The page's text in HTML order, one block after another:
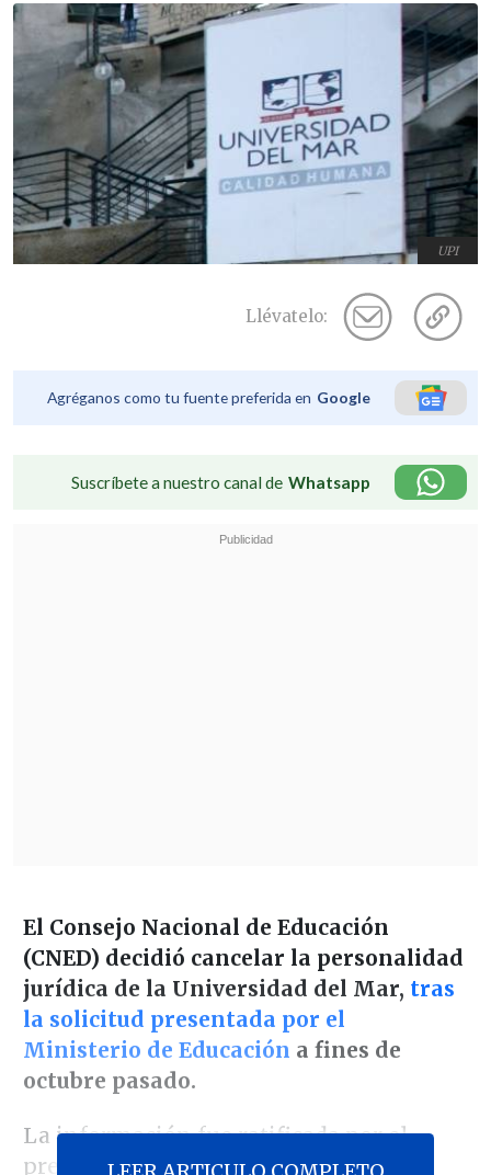
UPI
Llévatelo:
Agréganos como tu fuente preferida en Google
Suscríbete a nuestro canal de Whatsapp
El Consejo Nacional de Educación
(CNED) decidió cancelar la personalidad
jurídica de la Universidad del Mar, tras
la solicitud presentada por el
Ministerio de Educación a fines de
octubre pasado.
La información fue ratificada por el
presidente del Consejo Nacional de